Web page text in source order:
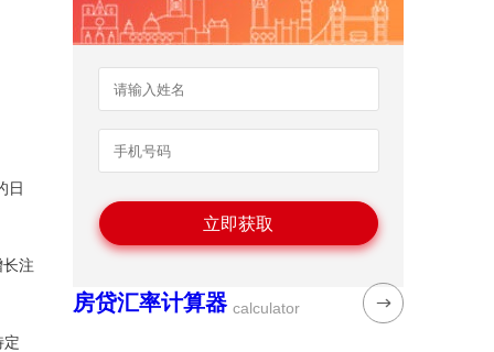
日
注
定
房贷汇率计算器 calculator